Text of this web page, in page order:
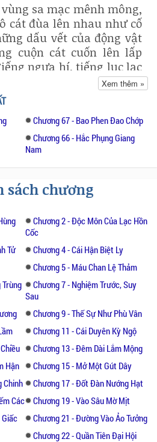
sa mạc mênh mông,
cát đùa lên nhau như cố
dấu vết của động vật
cuộn cát cuốn lên lấp
ngựa hí, tiếng lục lạc
đó đây, tạo cho vùng
một sắc thái hoang sơ
Ngàn dặm cát vàng bốc
nhô lên rải rác và lần
lại càng gom lại gần
xuyết hoạt cảnh cho
người, họ là cao thủ của
vào hàng danh vọng
lâm Trung Nguyên hiện
xa khác nhau, họ cùng
huy hoàng, những
lên bằng máu và mồ
và trui luyện, bằng
mạng, bằng những gì quí
đổi lấy cái gọi là người
võ lâm... Đọc truyện để
trình phiêu lưu trên
Xem thêm »
Chương 67 - Bao Phen Đao Chớp
Chương 66 - Hắc Phụng Giang
Nam
sách chương
Chương 2 - Độc Môn Của Lạc Hồn
Cốc
Tử
Chương 4 - Cái Hận Biệt Ly
Chương 5 - Máu Chan Lệ Thảm
Trùng
Chương 7 - Nghiệm Trước, Suy
Sau
Chương 9 - Thế Sự Như Phù Vân
Chương 11 - Cái Duyên Kỳ Ngộ
Chương 13 - Đêm Dài Lắm Mộng
Hận
Chương 15 - Mở Một Gút Dây
Chinh
Chương 17 - Đốt Đàn Nướng Hạt
Các
Chương 19 - Vào Sâu Mờ Mịt
Chương 21 - Đường Vào Ảo Tưởng
Chương 22 - Quần Tiên Đại Hội